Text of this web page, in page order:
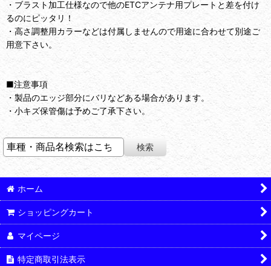
・ブラスト加工仕様なので他のETCアンテナ用プレートと差を付け
るのにピッタリ！
・高さ調整用カラーなどは付属しませんので用途に合わせて別途ご
用意下さい。
■注意事項
・製品のエッジ部分にバリなどある場合があります。
・小キズ保管傷は予めご了承下さい。
ホーム
ショッピングカート
マイページ
特定商取引法表示